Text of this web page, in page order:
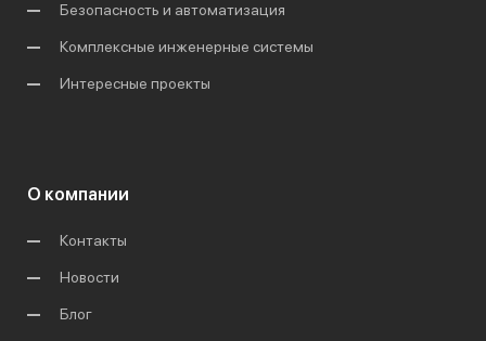
Безопасность и автоматизация
Комплексные инженерные системы
Интересные проекты
О компании
Контакты
Новости
Блог